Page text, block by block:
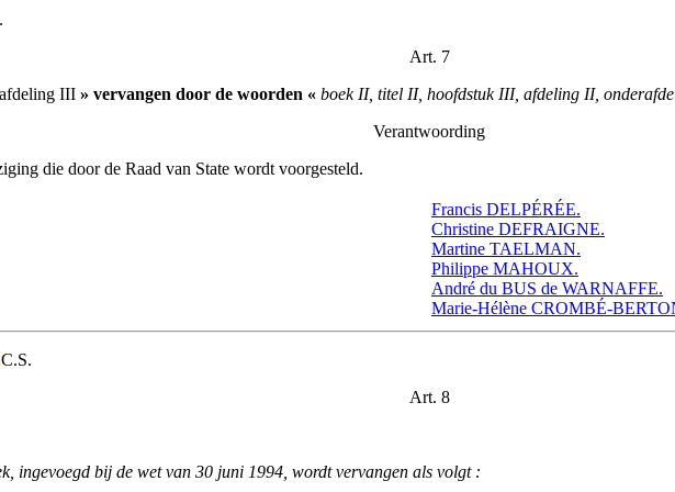
Art. 7
III » vervangen door de woorden « boek II, titel II, hoofdstuk III, afdeling II,
Verantwoording
die door de Raad van State wordt voorgesteld.
Francis DELPÉRÉE.
Christine DEFRAIGNE.
Martine TAELMAN.
Philippe MAHOUX.
André du BUS de WARNAFFE.
Marie-Hélène CROMBÉ-
C.S.
Art. 8
ingevoegd bij de wet van 30 juni 1994, wordt vervangen als volgt :